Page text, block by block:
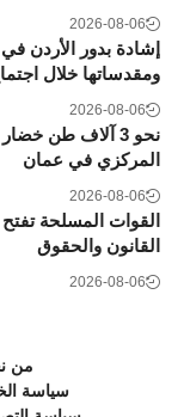
2026-08-06
إشادة بدور الأردن
ومقدساتها خلال
2026-08-06
نحو 3 آلاف طن
المركزي في عمان
2026-08-06
القوات المسلحة
القانون والحقوق
2026-08-06
من
سياسة